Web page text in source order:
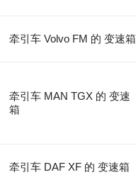
牵引车 Volvo FM 的 变速箱
牵引车 MAN TGX 的 变速
箱
牵引车 DAF XF 的 变速箱